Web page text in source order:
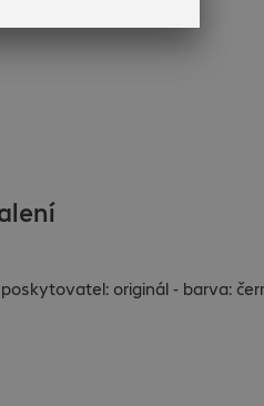
originál - barva: